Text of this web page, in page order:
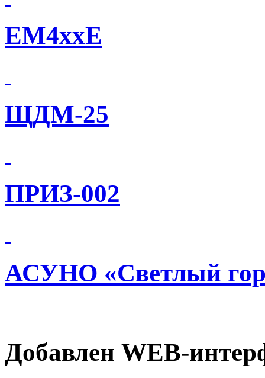
EM4xxE
ЩДМ-25
ПРИЗ-002
АСУНО «Светлый
Добавлен WEB-